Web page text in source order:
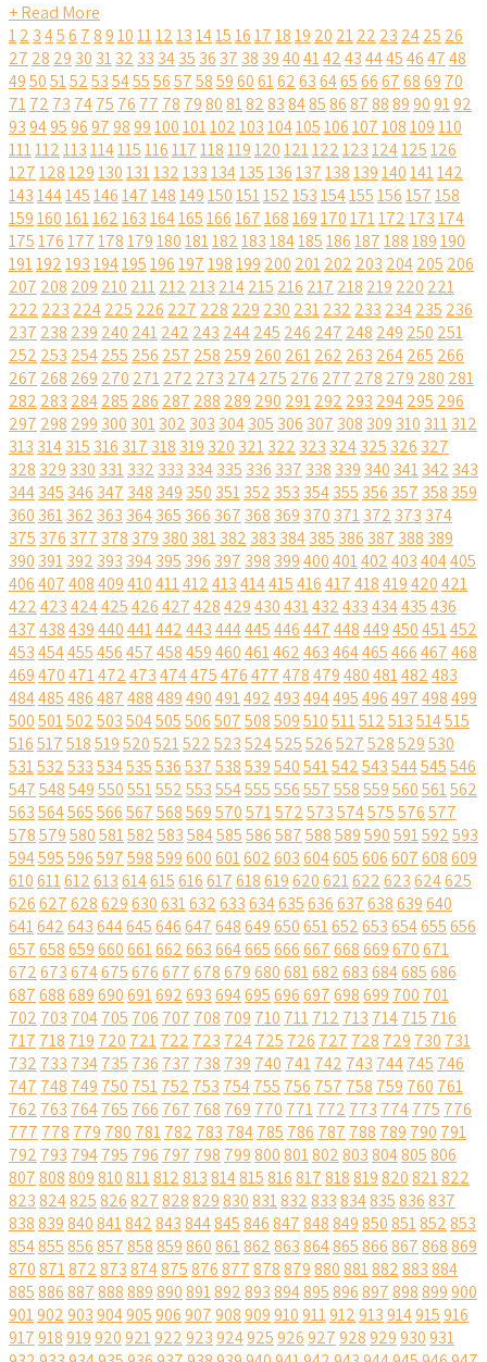
+ Read More
12 3456 78910111213141516171819 20 2122 23 2425 26
27 28 29 30 3132 33 3435 36 37 38 39404142434445464748
495051525354555657585960616263646566676869 70
7172 73 7475 76 77 78 7980818283848586878889909192
93949596979899100101102103104105106107108109110
111112113114115116117118119120121122123124125126
127128129130131132133134135136137138139140141142
143144145146147148149150151152153154155156157158
159160161162163164165166167168169170171172173174
175176177178179180181182183184185186187188189190
191192193194195196197198199 200 201202 203 204205 206
207 208 209 210 211212 213 214215 216 217 218 219 220 221
222 223 224225 226 227 228 229 230 231232 233 234235 236
237 238 239 240 241242 243 244245 246 247 248 249 250 251
252 253 254255 256 257 258 259 260 261262 263 264265 266
267 268 269 270 271272 273 274275 276 277 278 279 280 281
282 283 284285 286 287 288 289 290 291292 293 294295 296
297 298 299 300 301302 303 304305 306 307 308 309 310 311312
313 314315 316 317 318 319 320 321322 323 324325 326 327
328 329 330 331332 333 334335 336 337 338 339 340 341342 343
344345 346 347 348 349 350 351352 353 354355 356 357 358 359
360 361362 363 364365 366 367 368 369 370 371372 373 374
375 376 377 378 379 380 381382 383 384385 386 387 388 389
390 391392 393 394395 396 397 398 399400401402403404405
406407408409410411412413414415416417418419420421
422423424425426427428429430431432433434435436
437438439440441442443444445446447448449450451452
453454455456457458459460461462463464465466467468
469470471472473474475476477478479480481482483
484485486487488489490491492493494495496497498499
500501502503504505506507508509510511512513514515
516517518519520521522523524525526527528529530
531532533534535536537538539540541542543544545546
547548549550551552553554555556557558559560561562
563564565566567568569570571572573574575576577
578579580581582583584585586587588589590591592593
594595596597598599600601602603604605606607608609
610611612613614615616617618619620621622623624625
626627628629630631632633634635636637638639640
641642643644645646647648649650651652653654655656
657658659660661662663664665666667668669670671
672673674675676677678679680681682683684685686
687688689690691692693694695696697698699 700 701
702 703 704705 706 707 708 709 710 711712 713 714715 716
717 718 719 720 721722 723 724725 726 727 728 729 730 731
732 733 734735 736 737 738 739 740 741742 743 744745 746
747 748 749 750 751752 753 754755 756 757 758 759 760 761
762 763 764765 766 767 768 769 770 771772 773 774775 776
777 778 779 780 781782 783 784785 786 787 788 789 790 791
792 793 794795 796 797 798 799800801802803804805806
807808809810811812813814815816817818819820821822
823824825826827828829830831832833834835836837
838839840841842843844845846847848849850851852853
854855856857858859860861862863864865866867868869
870871872873874875876877878879880881882883884
885886887888889890891892893894895896897898899900
901902903904905906907908909910911912913914915916
917918919920921922923924925926927928929930931